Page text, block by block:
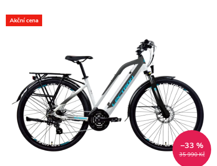
Akční cena
35 990 Kč
–33 %